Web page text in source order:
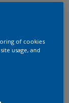
of cookies
usage, and